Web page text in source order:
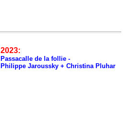
2023:
Passacalle de la follie -
Philippe Jaroussky + Christina Pluhar